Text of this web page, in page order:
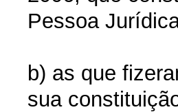
Pessoa
b) as que
sua